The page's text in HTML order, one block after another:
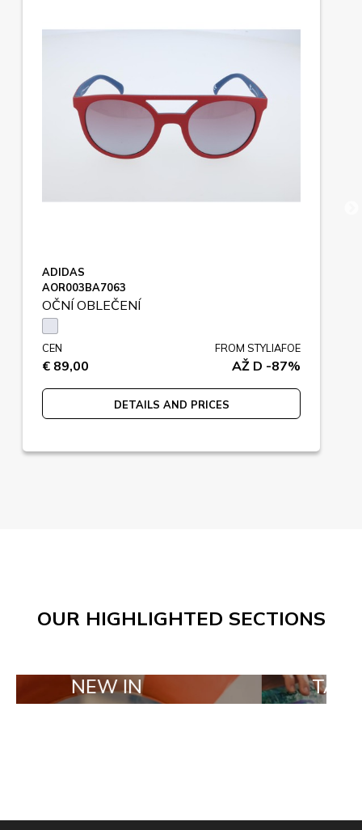
ADIDAS
AOR003BA7063
OČNÍ OBLEČENÍ
CEN
€ 89,00
FROM STYLIAFOE
AŽ D -87%
DETAILS AND PRICES
OUR HIGHLIGHTED SECTIONS
IN TAILOR MADE